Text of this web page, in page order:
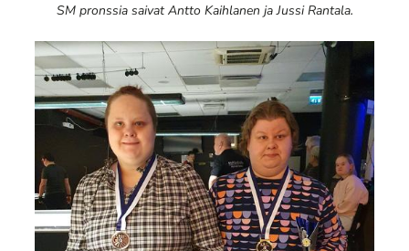
SM pronssia saivat Antto Kaihlanen ja Jussi Rantala.